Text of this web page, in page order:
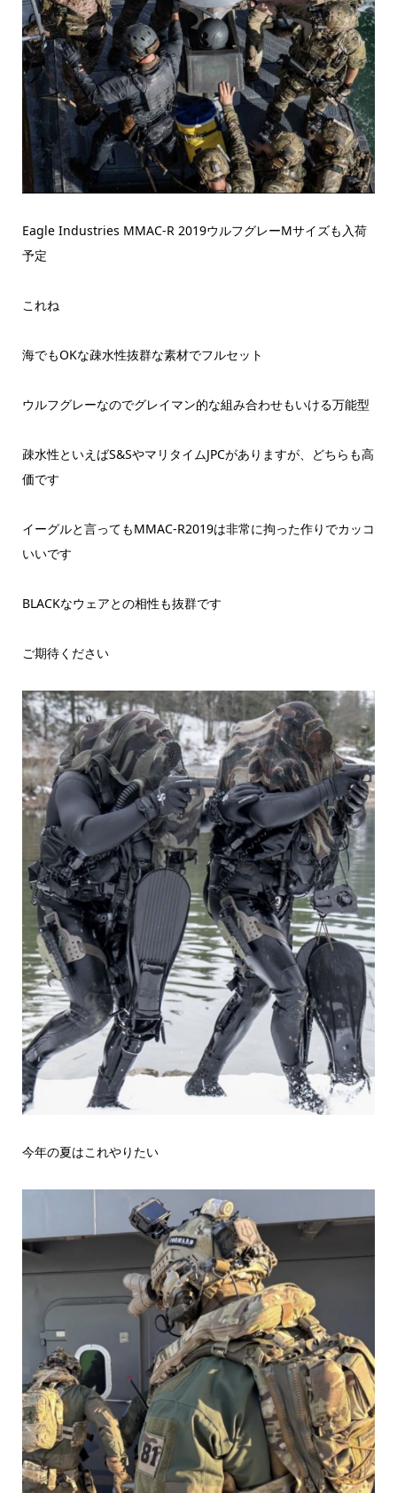
Eagle Industries MMAC-R 2019ウルフグレーMサイズも入荷
予定
これね
海でもOKな疎水性抜群な素材でフルセット
ウルフグレーなのでグレイマン的な組み合わせもいける万能型
疎水性といえばS&SやマリタイムJPCがありますが、どちらも高
価です
イーグルと言ってもMMAC-R2019は非常に拘った作りでカッコ
いいです
BLACKなウェアとの相性も抜群です
ご期待ください
今年の夏はこれやりたい